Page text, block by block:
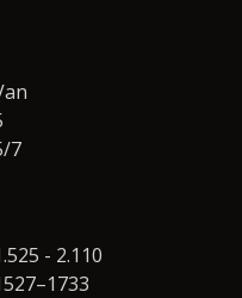
7
- 2.110